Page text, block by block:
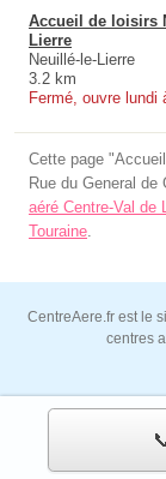
Accueil de loisirs
Lierre
Neuillé-le-Lierre
3.2 km
Fermé, ouvre lundi
Cette page
Rue du General
aéré Centre-Val de
Touraine
CentreAere.fr est le
centres